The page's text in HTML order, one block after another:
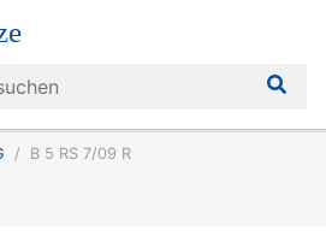
B 5 RS 7/09 R